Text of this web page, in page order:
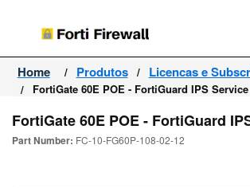
Forti
Firewall
Home Produtos Licencas e
FortiGate 60E POE - FortiGuard IPS Service
FortiGate 60E POE - FortiGuard
Part Number: FC-10-FG60P-108-02-12